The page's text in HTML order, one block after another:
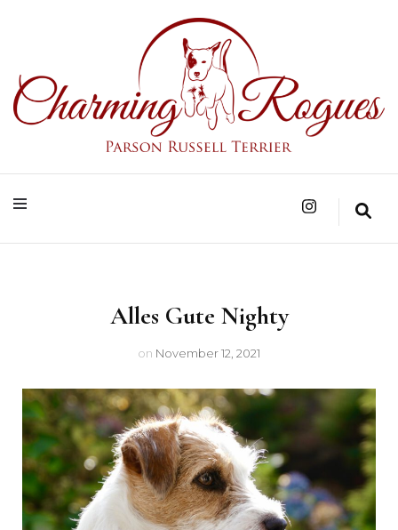
Charming Rogues
Alles Gute Nighty
on November 12, 2021